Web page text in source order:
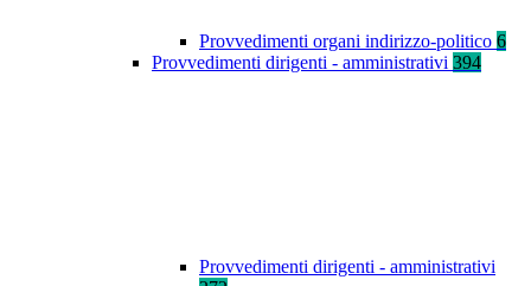
Provvedimenti organi indirizzo-politico 6
Provvedimenti dirigenti - amministrativi 394
Provvedimenti dirigenti - amministrativi